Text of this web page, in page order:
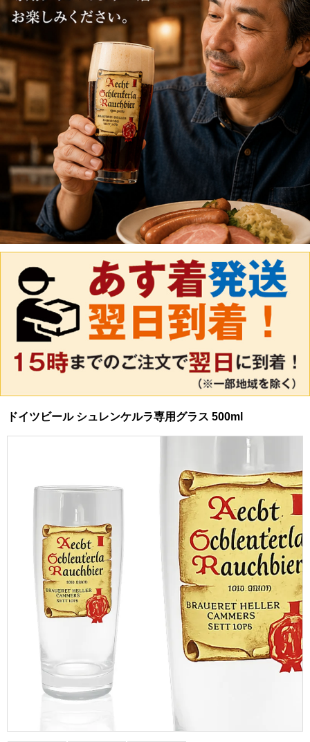
ドイツビール シュレンケルラ専用グラス 500ml